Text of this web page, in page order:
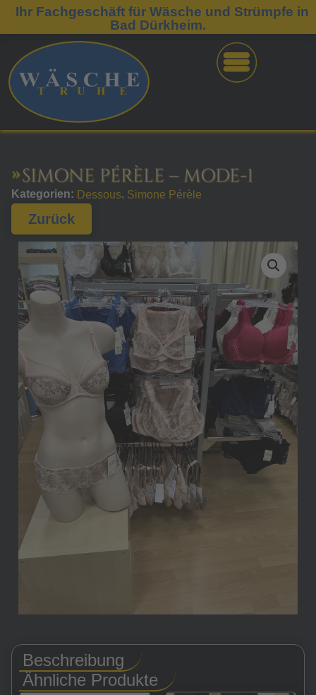
Ihr Fachgeschäft für Wäsche und Strümpfe in
Bad Dürkheim.
SIMONE PÉRÈLE – MODE-1
Kategorien: Dessous, Simone Pérèle
Zurück
Beschreibung
Ähnliche Produkte